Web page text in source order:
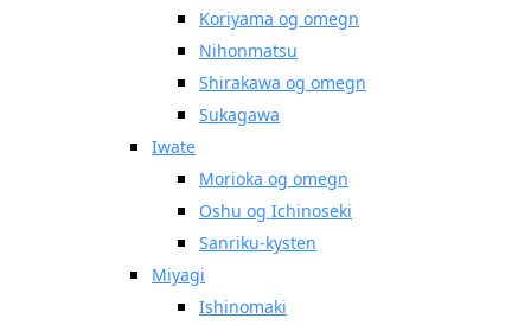
Koriyama og omegn
Nihonmatsu
Shirakawa og omegn
Sukagawa
Iwate
Morioka og omegn
Oshu og Ichinoseki
Sanriku-kysten
Miyagi
Ishinomaki